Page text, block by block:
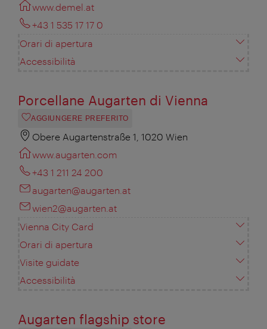
www.demel.at
+43 1 535 17 17 0
Orari di apertura
Accessibilità
Porcellane Augarten di Vienna
AGGIUNGERE PREFERITO
Obere Augartenstraße 1, 1020 Wien
www.augarten.com
+43 1 211 24 200
augarten@augarten.at
wien2@augarten.at
Vienna City Card
Orari di apertura
Visite guidate
Accessibilità
Augarten flagship store